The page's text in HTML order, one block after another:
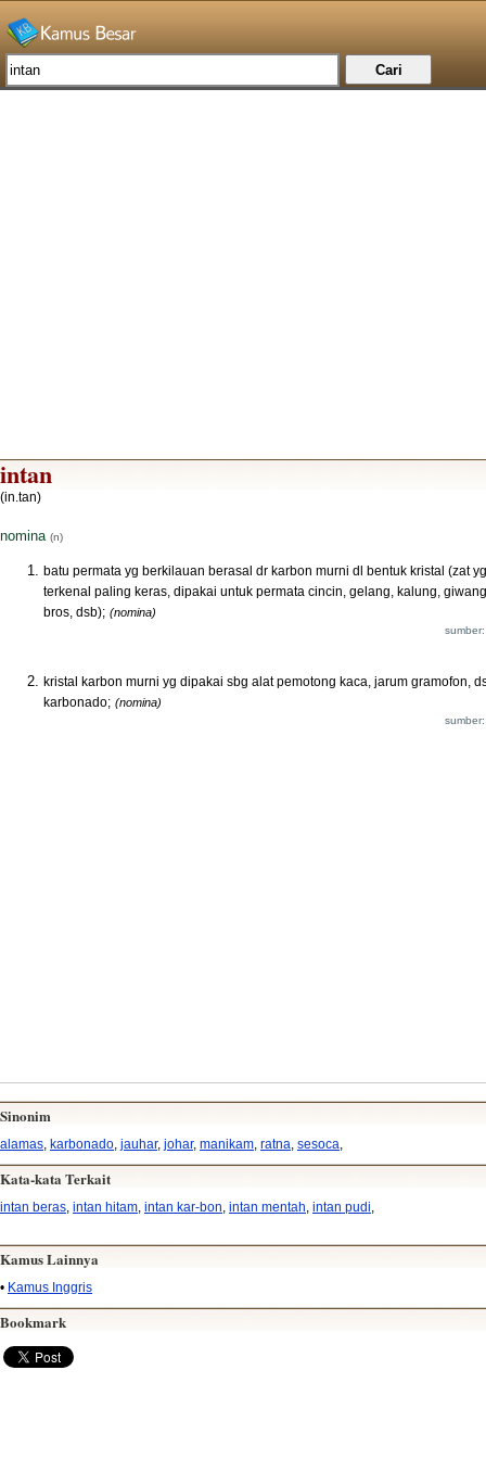
intan
(in.tan)
nomina (n)
batu permata yg berkilauan berasal dr karbon murni dl bentuk kristal (zat yg
terkenal paling keras, dipakai untuk permata cincin, gelang, kalung,
bros, dsb); (nomina)
kristal karbon murni yg dipakai sbg alat pemotong kaca, jarum gramofon,
karbonado; (nomina)
Sinonim
alamas karbonado jauhar, johar, manikam ratna sesoca
Kata-kata Terkait
intan beras, intan hitam, intan kar-bon, intan mentah, intan pudi,
Kamus Lainnya
• Kamus Inggris
Bookmark